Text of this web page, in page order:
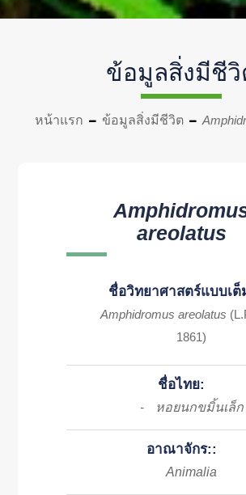
ข้อมูลสิ่งมีชีวิ
หน้าแรก ข้อมูลสิ่งมีชีวิต
areolatus
ชื่อวิทยาศาสตร์แบบเต็
Amphidromus areolatus
1861)
ชื่อไทย:
- หอยนกขมิ้นเล็ก
อาณาจักร::
Animalia